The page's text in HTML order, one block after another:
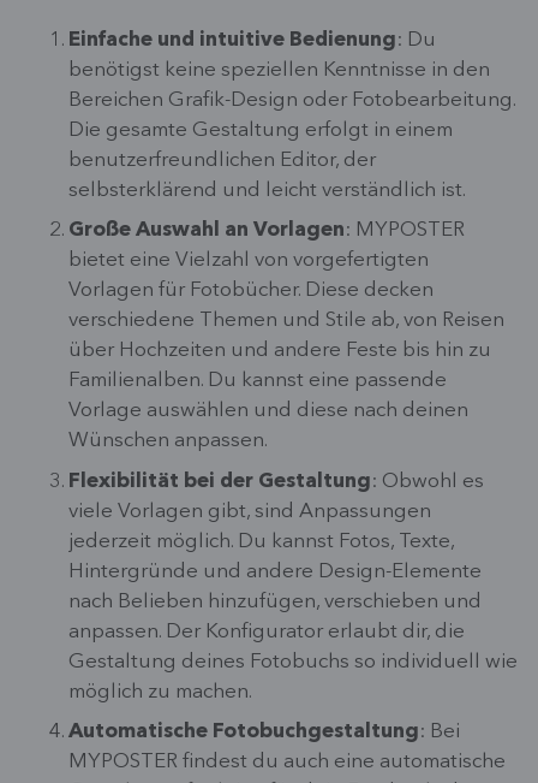
Einfache und intuitive Bedienung: Du
benötigst keine speziellen Kenntnisse in den
Bereichen Grafik-Design oder Fotobearbeitung.
Die gesamte Gestaltung erfolgt in einem
benutzerfreundlichen Editor, der
selbsterklärend und leicht verständlich ist.
Große Auswahl an Vorlagen: MYPOSTER
bietet eine Vielzahl von vorgefertigten
Vorlagen für Fotobücher. Diese decken
verschiedene Themen und Stile ab, von Reisen
über Hochzeiten und andere Feste bis hin zu
Familienalben. Du kannst eine passende
Vorlage auswählen und diese nach deinen
Wünschen anpassen.
Flexibilität bei der Gestaltung: Obwohl es
viele Vorlagen gibt, sind Anpassungen
jederzeit möglich. Du kannst Fotos, Texte,
Hintergründe und andere Design-Elemente
nach Belieben hinzufügen, verschieben und
anpassen. Der Konfigurator erlaubt dir, die
Gestaltung deines Fotobuchs so individuell wie
möglich zu machen.
Automatische Fotobuchgestaltung: Bei
MYPOSTER findest du auch eine automatische